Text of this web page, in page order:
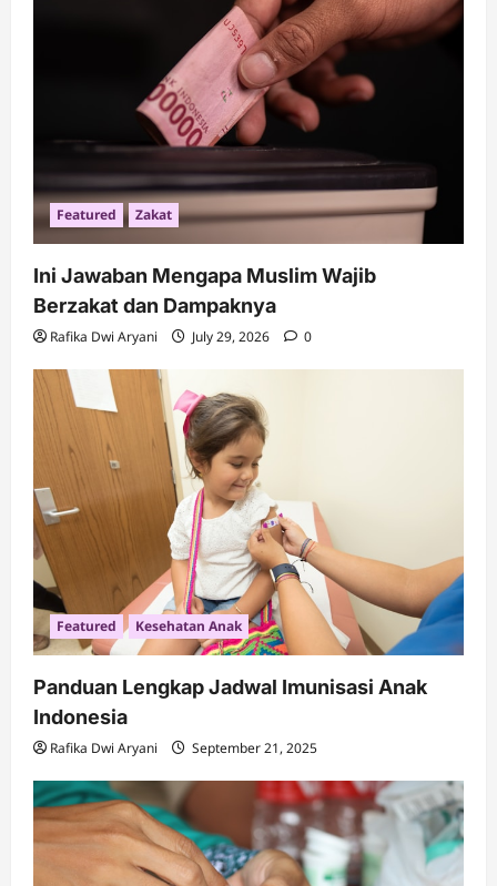
Featured Zakat
Ini Jawaban Mengapa Muslim Wajib
Berzakat dan Dampaknya
Rafika Dwi Aryani July 29, 2026 0
Featured Kesehatan Anak
Panduan Lengkap Jadwal Imunisasi Anak
Indonesia
Rafika Dwi Aryani September 21, 2025